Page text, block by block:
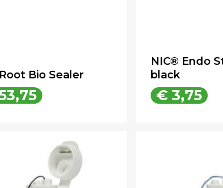
Bio Sealer
€
NIC® Endo
black
€3,75